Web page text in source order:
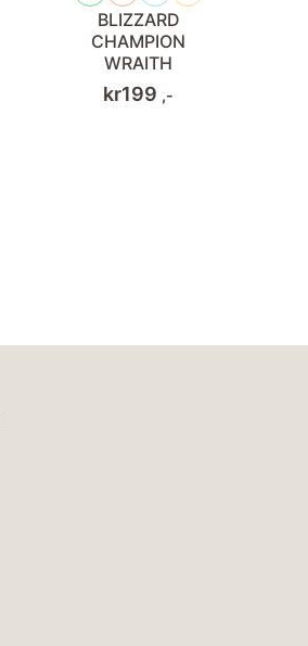
BLIZZARD
CHAMPION
WRAITH
kr199 ,-